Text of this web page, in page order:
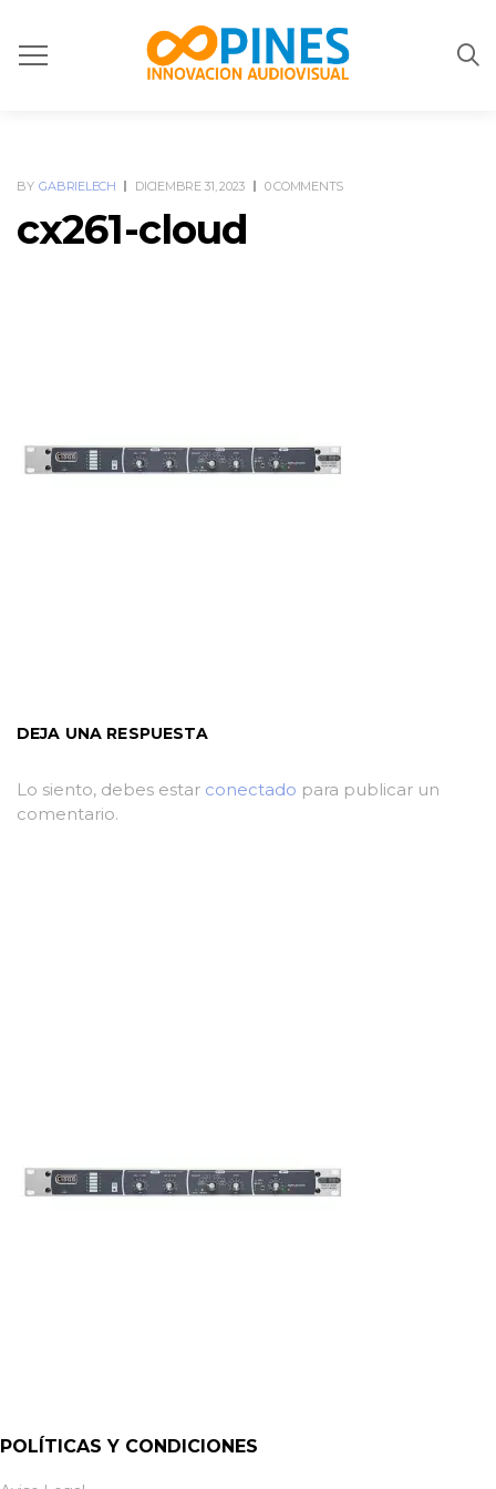
BY GABRIELECH DICIEMBRE 31, 2023 0 COMMENTS
cx261-cloud
DEJA UNA RESPUESTA
Lo siento, debes estar conectado para publicar un
comentario.
POLÍTICAS Y CONDICIONES